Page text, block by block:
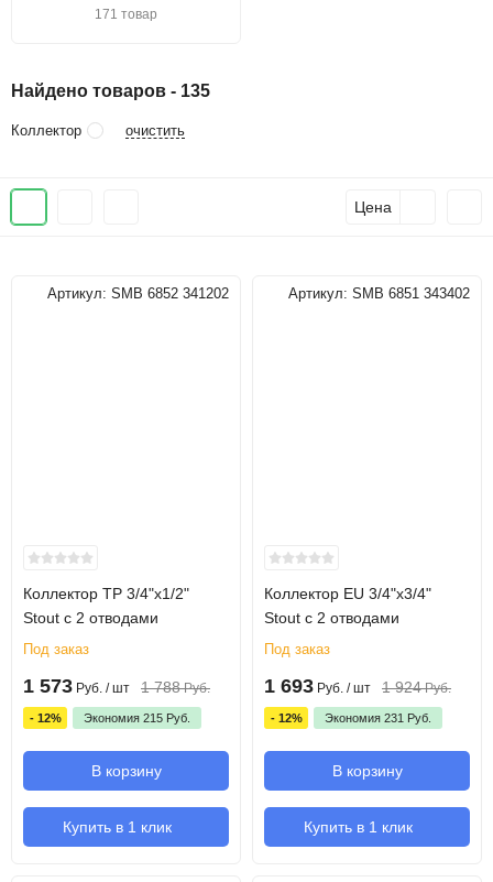
171 товар
Найдено товаров - 135
Коллектор очистить
Цена
Артикул: SMB 6852 341202
Коллектор TP 3/4"х1/2"
Stout с 2 отводами
Под заказ
1 573 Руб. / шт 1 788 Руб.
- 12% Экономия 215 Руб.
В корзину
Купить в 1 клик
Артикул: SMB 6851 343402
Коллектор EU 3/4"х3/4"
Stout с 2 отводами
Под заказ
1 693 Руб. / шт 1 924 Руб.
- 12% Экономия 231 Руб.
В корзину
Купить в 1 клик